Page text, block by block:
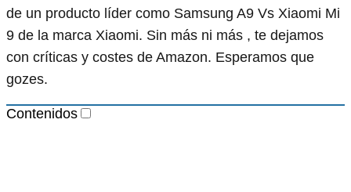
de un producto líder como Samsung A9 Vs Xiaomi Mi
9 de la marca Xiaomi. Sin más ni más , te dejamos
con críticas y costes de Amazon. Esperamos que
gozes.
Contenidos